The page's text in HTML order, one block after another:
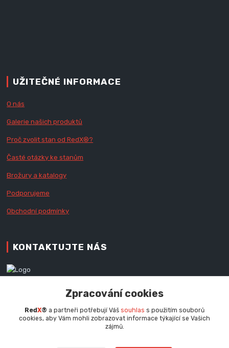
UŽITEČNÉ INFORMACE
O nás
Galerie našich produktů
Proč zvolit stan od RedX®?
Časté otázky ke stanům
Brožury a katalogy
Podporujeme
Obchodní podmínky
KONTAKTUJTE NÁS
+420 777 979 111
info@redx.cz
Zpracování cookies
Red X® a partneři potřebují Váš souhlas s použitím souborů
cookies, aby Vám mohli zobrazovat informace týkající se Vašich
zájmů.